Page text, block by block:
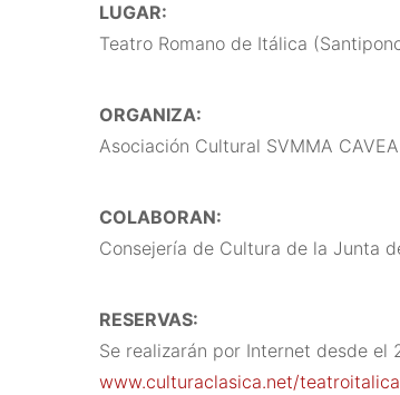
LUGAR:
Teatro Romano de Itálica
ORGANIZA:
Asociación Cultural SVMMA
COLABORAN:
Consejería de Cultura de la Junta
RESERVAS:
Se realizarán por Internet desde
www.culturaclasica.net/teatroitalica